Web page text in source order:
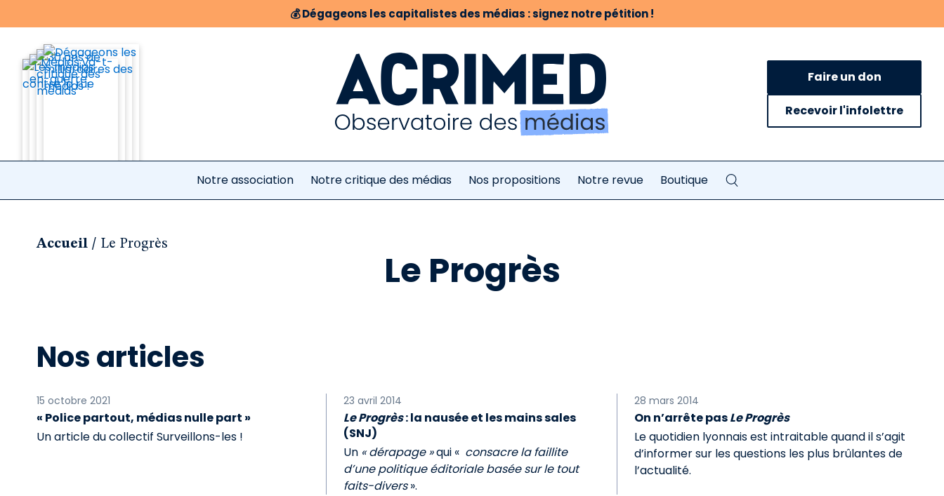
💰Dégageons les capitalistes des médias : signez notre pétition !
Faire un don
Recevoir l'infolettre
Notre association Notre critique des médias Nos propositions Notre revue Boutique
Accueil / Le Progrès
Le Progrès
Nos articles
15 octobre 2021
« Police partout, médias nulle part »
Un article du collectif Surveillons-les !
23 avril 2014
Le Progrès: la nausée et les mains sales
(SNJ)
Un « dérapage »qui « consacre la faillite
d’une politique éditoriale basée sur le tout
faits-divers».
28 mars 2014
On n’arrête pasLe Progrès
Le quotidien lyonnais est intraitable quand il s’agit
d’informer sur les questions les plus brûlantes de
l’actualité.